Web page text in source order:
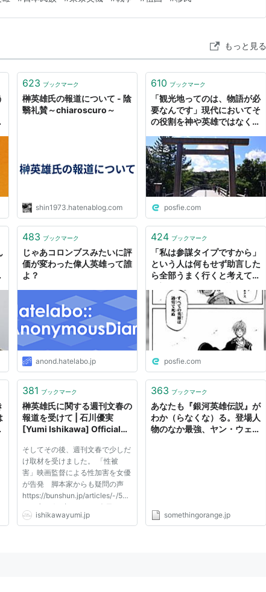
ンを張っては日本人を騙し、某国の〈日本侵略政策〉の片棒を担
である。ここで政治的思想を語ることに…
もっと見る
623 ブックマーク
榊英雄氏の報道について - 陰
翳礼賛～chiaroscuro～
shin1973.hatenablog.com
610 ブックマーク
「観光地ってのは、物語が必
要なんです」現代においてそ
の役割を神や英雄ではなく、
posfie.com
483 ブックマーク
じゃあコロンブスみたいに評
価が変わった偉人英雄って誰
よ？
anond.hatelabo.jp
424 ブックマーク
「私は参謀タイプですから」
という人は何もせず助言した
ら全部うまく行くと考えてる
労で死ぬ」
posfie.com
381 ブックマーク
榊英雄氏に関する週刊文春の
報道を受けて | 石川優実
[Yumi Ishikawa] Official
そしてその後、週刊文春で少しだ
け取材を受けました。 「性被
害」映画監督による性加害を女優
が告発 脚本家からも疑問の声
https://bunshun.jp/articles/-/525
54 ブログを書いてから今日ま
で、短い期間でしたがいろんなこ
ishikawayumi.jp
363 ブックマーク
あなたも『銀河英雄伝説』が
わか（らなくな）る。登場人
物のなか最強、ヤン・ウェン
somethingorange.jp